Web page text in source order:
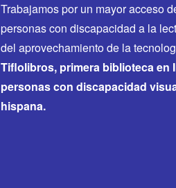
Trabajamos por un mayor acceso
personas con discapacidad a la
del aprovechamiento de la
Tiflolibros, primera biblioteca en
personas con discapacidad
hispana.